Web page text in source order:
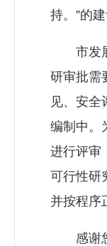
持。”的
市发展
研审批需
见、安全
编制中。
进行评审
可行性研
并按程序
感谢您